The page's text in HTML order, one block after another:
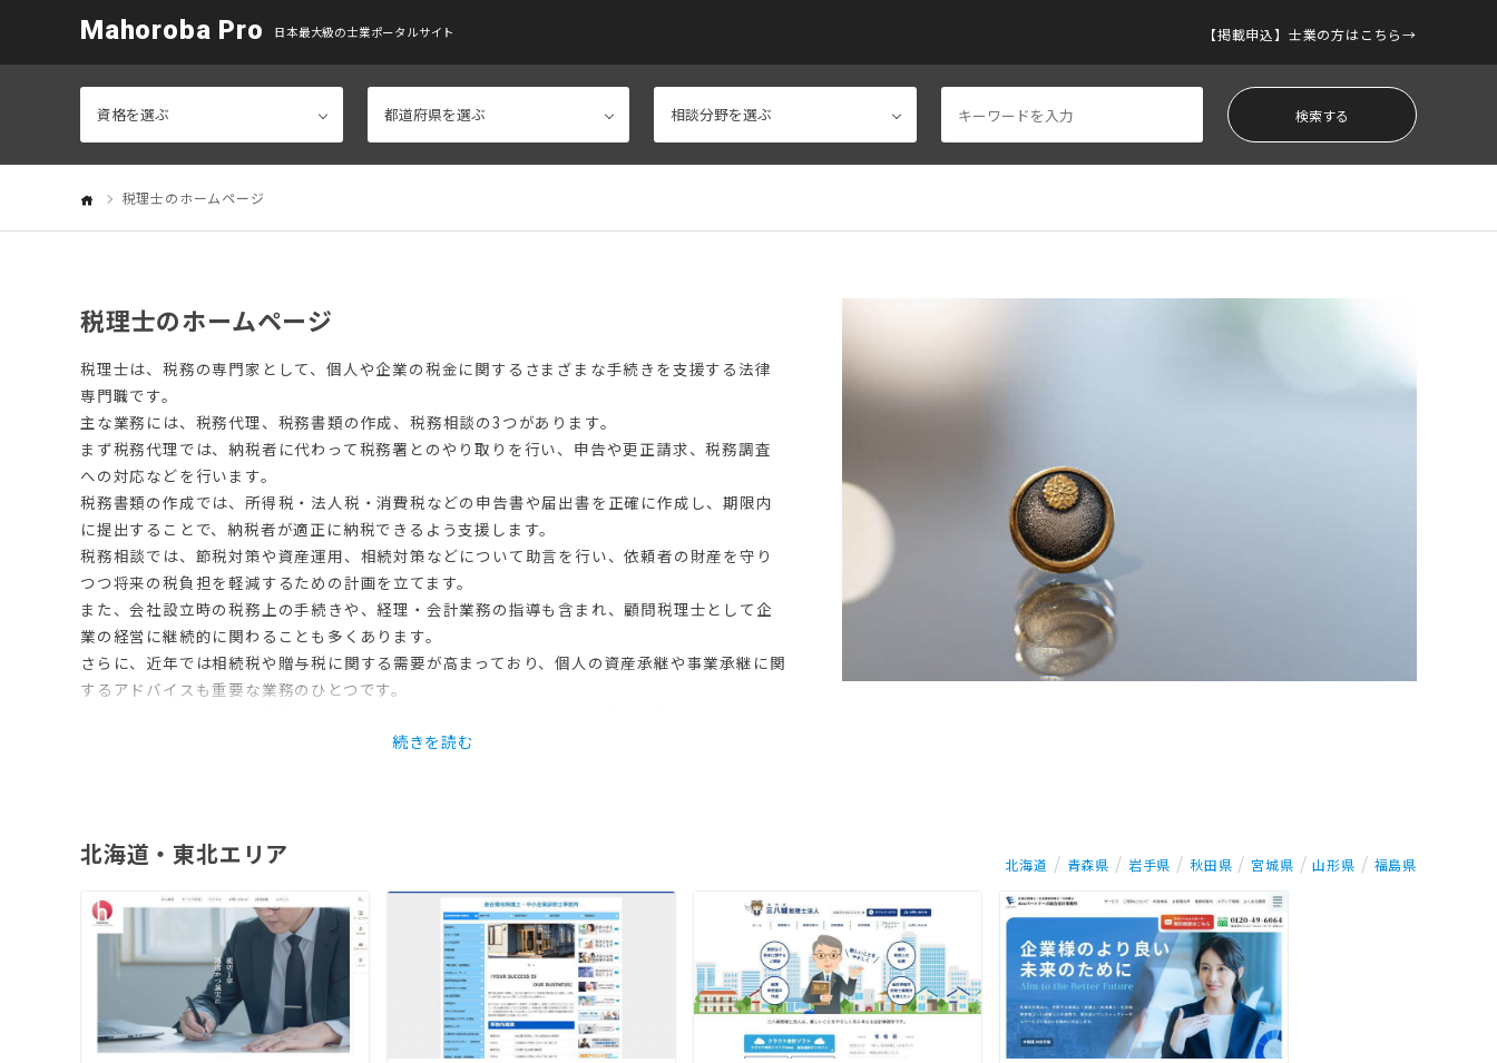
Mahoroba Pro 日本最大級の士業ポータルサイト 【掲載申込】士業の方はこちら
税理士のホームページ
税理士のホームページ
税理士は、税務の専門家として、個人や企業の税金に関するさまざまな手続きを支援する法律
専門職です。
主な業務には、税務代理、税務書類の作成、税務相談の3つがあります。
まず税務代理では、納税者に代わって税務署とのやり取りを行い、申告や更正請求、税務調査
への対応などを行います。
税務書類の作成では、所得税・法人税・消費税などの申告書や届出書を正確に作成し、期限内
に提出することで、納税者が適正に納税できるよう支援します。
税務相談では、節税対策や資産運用、相続対策などについて助言を行い、依頼者の財産を守り
つつ将来の税負担を軽減するための計画を立てます。
また、会社設立時の税務上の手続きや、経理・会計業務の指導も含まれ、顧問税理士として企
業の経営に継続的に関わることも多くあります。
さらに、近年では相続税や贈与税に関する需要が高まっており、個人の資産承継や事業承継に関
するアドバイスも重要な業務のひとつです。
を通じて、社会の健全な経済活動を支える役割を果たしています。
計、財務・資金調達、相続・家族など）、キーワードで絞り込み検索も可能です。
北海道・東北エリア 北海道 青森県 岩手県 秋田県 宮城県 山形県 福島県